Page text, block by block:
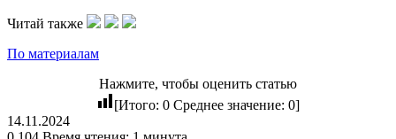
Читай также
По материалам
Нажмите, чтобы оценить статью
[Итого: 0 Среднее значение: 0]
14.11.2024